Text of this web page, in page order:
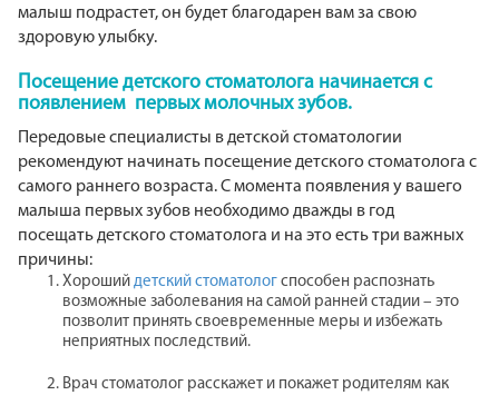
малыш подрастет, он будет благодарен вам за свою
здоровую улыбку.
Посещение детского стоматолога начинается с
появлением первых молочных зубов.
Передовые специалисты в детской стоматологии
рекомендуют начинать посещение детского стоматолога с
самого раннего возраста. С момента появления у вашего
малыша первых зубов необходимо дважды в год
посещать детского стоматолога и на это есть три важных
причины:
Хороший детский стоматолог способен распознать
возможные заболевания на самой ранней стадии – это
позволит принять своевременные меры и избежать
неприятных последствий.
Врач стоматолог расскажет и покажет родителям как